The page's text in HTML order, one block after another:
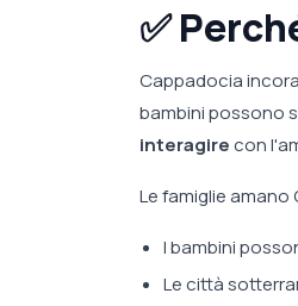
✅
Cappadocia
bambini possono
interagirecon
Le famiglie
I bambini
Le città